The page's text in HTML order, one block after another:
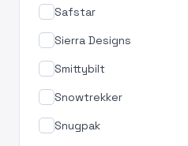
Safstar
Sierra Designs
Smittybilt
Snowtrekker
Snugpak